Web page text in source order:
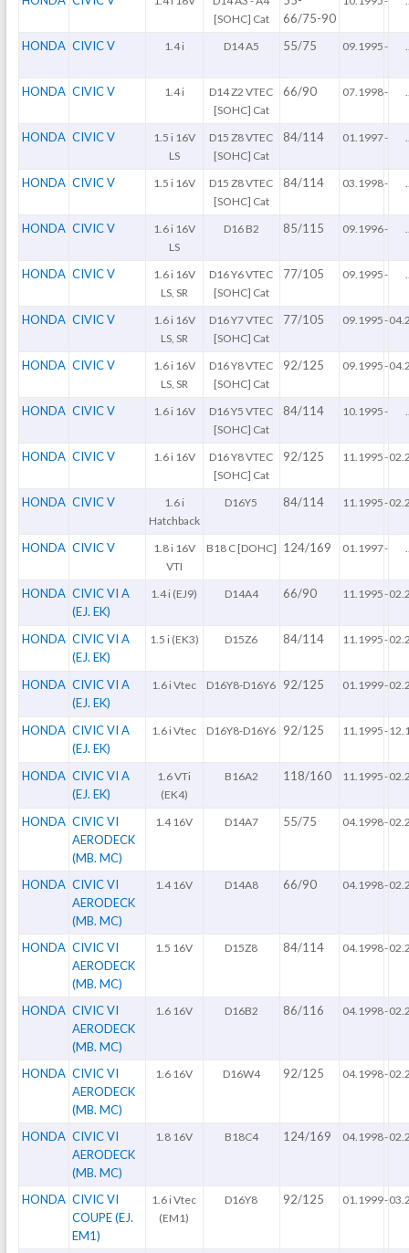
[SOHC] Cat
66/75-90
HONDA CIVIC V 1.4 i D14 A5 55/75 09.1995-
HONDA CIVIC V 1.4 i
D14 Z2 VTEC
[SOHC] Cat
66/90 07.1998-
HONDA CIVIC V
1.5 i 16V
LS
D15 Z8 VTEC
[SOHC] Cat
84/114 01.1997-
HONDA CIVIC V 1.5 i 16V
D15 Z8 VTEC
[SOHC] Cat
84/114 03.1998-
HONDA CIVIC V
1.6 i 16V
LS
D16 B2 85/115 09.1996-
HONDA CIVIC V
1.6 i 16V
LS, SR
D16 Y6 VTEC
[SOHC] Cat
77/105 09.1995-
HONDA CIVIC V
1.6 i 16V
LS, SR
D16 Y7 VTEC
[SOHC] Cat
77/105 09.1995-
HONDA CIVIC V
1.6 i 16V
LS, SR
D16 Y8 VTEC
[SOHC] Cat
92/125 09.1995-
HONDA CIVIC V 1.6 i 16V
D16 Y5 VTEC
[SOHC] Cat
84/114 10.1995-
HONDA CIVIC V 1.6 i 16V
D16 Y8 VTEC
[SOHC] Cat
92/125 11.1995-
HONDA CIVIC V
1.6 i
Hatchback
D16Y5 84/114 11.1995-
HONDA CIVIC V
1.8 i 16V
VTI
B18 C [DOHC] 124/169 01.1997-
HONDA CIVIC VI A
(EJ. EK)
1.4 i (EJ9) D14A4 66/90 11.1995-
HONDA CIVIC VI A
(EJ. EK)
1.5 i (EK3) D15Z6 84/114 11.1995-
HONDA CIVIC VI A
(EJ. EK)
1.6 i Vtec D16Y8-D16Y6 92/125 01.1999-
HONDA CIVIC VI A
(EJ. EK)
1.6 i Vtec D16Y8-D16Y6 92/125 11.1995-
HONDA CIVIC VI A
(EJ. EK)
1.6 VTi
(EK4)
B16A2 118/160 11.1995-
HONDA CIVIC VI
AERODECK
(MB. MC)
1.4 16V D14A7 55/75 04.1998-
HONDA CIVIC VI
AERODECK
(MB. MC)
1.4 16V D14A8 66/90 04.1998-
HONDA CIVIC VI
AERODECK
(MB. MC)
1.5 16V D15Z8 84/114 04.1998-
HONDA CIVIC VI
AERODECK
(MB. MC)
1.6 16V D16B2 86/116 04.1998-
HONDA CIVIC VI
AERODECK
(MB. MC)
1.6 16V D16W4 92/125 04.1998-
HONDA CIVIC VI
AERODECK
(MB. MC)
1.8 16V B18C4 124/169 04.1998-
HONDA CIVIC VI
COUPE (EJ.
EM1)
1.6 i Vtec
(EM1)
D16Y8 92/125 01.1999-